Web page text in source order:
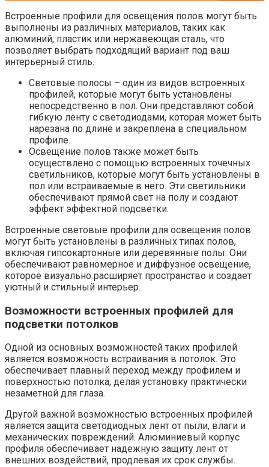
Встроенные профили для освещения полов могут быть
выполнены из различных материалов, таких как
алюминий, пластик или нержавеющая сталь, что
позволяет выбрать подходящий вариант под ваш
интерьерный стиль.
Световые полосы – один из видов встроенных
профилей, которые могут быть установлены
непосредственно в пол. Они представляют собой
гибкую ленту с светодиодами, которая может быть
нарезана по длине и закреплена в специальном
профиле.
Освещение полов также может быть
осуществлено с помощью встроенных точечных
светильников, которые могут быть установлены в
пол или встраиваемые в него. Эти светильники
обеспечивают прямой свет на полу и создают
эффект эффектной подсветки.
Встроенные световые профили для освещения полов
могут быть установлены в различных типах полов,
включая гипсокартонные или деревянные полы. Они
обеспечивают равномерное и диффузное освещение,
которое визуально расширяет пространство и создает
уютный и стильный интерьер.
Возможности встроенных профилей для
подсветки потолков
Одной из основных возможностей таких профилей
является возможность встраивания в потолок. Это
обеспечивает плавный переход между профилем и
поверхностью потолка, делая установку практически
незаметной для глаза.
Другой важной возможностью встроенных профилей
является защита светодиодных лент от пыли, влаги и
механических повреждений. Алюминиевый корпус
профиля обеспечивает надежную защиту лент от
внешних воздействий, продлевая их срок службы.